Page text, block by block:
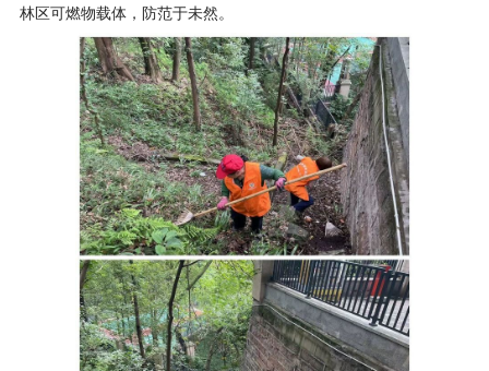
林区可燃物载体，防范于未然。